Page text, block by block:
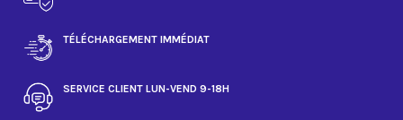
TÉLÉCHARGEMENT IMMÉDIAT
SERVICE CLIENT LUN-VEND 9-18H